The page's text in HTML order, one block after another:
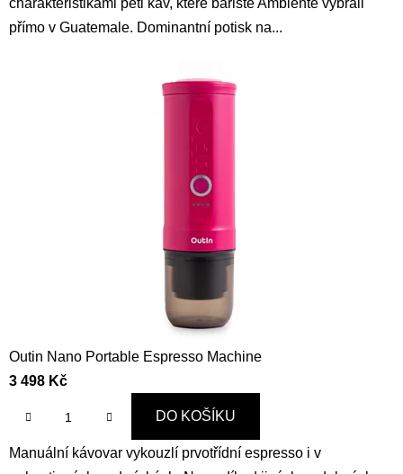
charakteristikami pěti káv, které baristé Ambiente vybrali
přímo v Guatemale. Dominantní potisk na...
Outin Nano Portable Espresso Machine
3 498 Kč
DO KOŠÍKU
Manuální kávovar vykouzlí prvotřídní espresso i v